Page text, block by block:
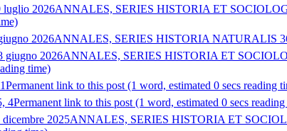
luglio 2026ANNALES, SERIES HISTORIA ET
2026ANNALES, SERIES HISTORIA NATURALIS
giugno 2026ANNALES, SERIES HISTORIA ET
time)
Permanent link to this post (1 word, estimated 0 secs reading
4Permanent link to this post (1 word, estimated 0 secs
dicembre 2025ANNALES, SERIES HISTORIA ET